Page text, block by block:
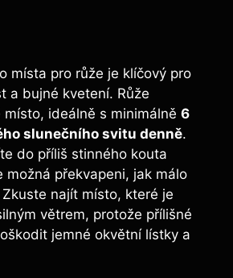
místa pro růže⁣ je‍ klíčový pro
a bujné kvetení. Růže
ideálně s​ minimálně 6⁢
slunečního svitu​ denně.
do příliš ⁢stinného kouta
možná ⁤překvapeni, jak ⁣málo
⁢najít místo, které je
větrem, protože ⁢přílišné
jemné okvětní ⁣lístky a